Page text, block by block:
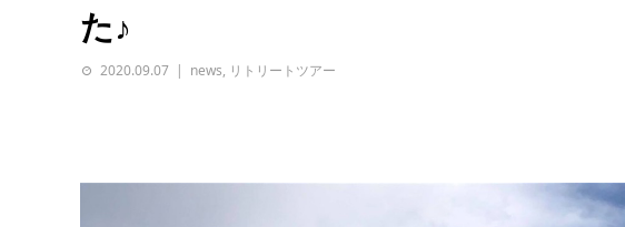
た♪
2020.09.07 news, リトリートツアー